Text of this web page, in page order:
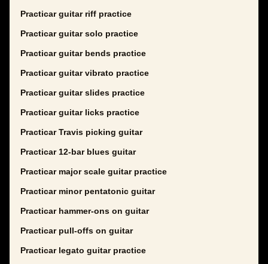
Practicar guitar riff practice
Practicar guitar solo practice
Practicar guitar bends practice
Practicar guitar vibrato practice
Practicar guitar slides practice
Practicar guitar licks practice
Practicar Travis picking guitar
Practicar 12-bar blues guitar
Practicar major scale guitar practice
Practicar minor pentatonic guitar
Practicar hammer-ons on guitar
Practicar pull-offs on guitar
Practicar legato guitar practice